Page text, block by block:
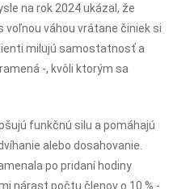
na rok 2024 ukázal, že
váhou vrátane činiek si
milujú samostatnosť a
-, kvôli ktorým sa
funkčnú silu a pomáhajú
alebo dosahovanie.
po pridaní hodiny
nárast počtu členov o 10 % -